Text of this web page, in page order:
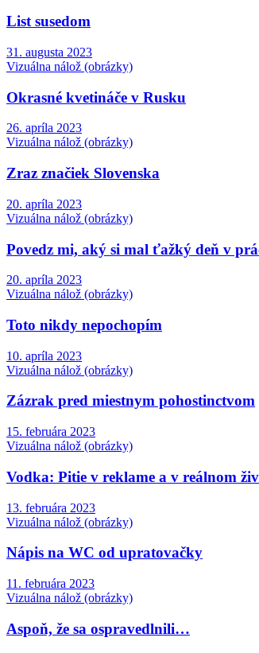
List susedom
31. augusta 2023
Vizuálna nálož (obrázky)
Okrasné kvetináče v Rusku
26. apríla 2023
Vizuálna nálož (obrázky)
Zraz značiek Slovenska
20. apríla 2023
Vizuálna nálož (obrázky)
Povedz mi, aký si mal ťažký deň v
20. apríla 2023
Vizuálna nálož (obrázky)
Toto nikdy nepochopím
10. apríla 2023
Vizuálna nálož (obrázky)
Zázrak pred miestnym pohostinctvom
15. februára 2023
Vizuálna nálož (obrázky)
Vodka: Pitie v reklame a v reálnom
13. februára 2023
Vizuálna nálož (obrázky)
Nápis na WC od upratovačky
11. februára 2023
Vizuálna nálož (obrázky)
Aspoň, že sa ospravedlnili…